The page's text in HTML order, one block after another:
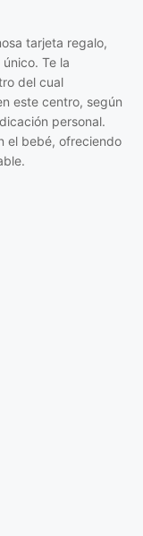
tarjeta regalo,
Te la
del cual
este centro, según
personal.
el bebé, ofreciendo